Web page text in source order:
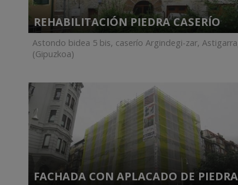
REHABILITACIÓN PIEDRA CASERÍO
Astondo bidea 5 bis, caserío Argindegi-zar,
(Gipuzkoa)
FACHADA CON APLACADO DE PIEDRA